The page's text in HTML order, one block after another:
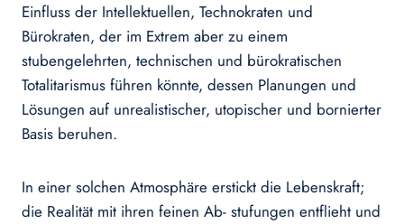
Einfluss der Intellektuellen, Technokraten und
Bürokraten, der im Extrem aber zu einem
stubengelehrten, technischen und bürokratischen
Totalitarismus führen könnte, dessen Planungen und
Lösungen auf unrealistischer, utopischer und bornierter
Basis beruhen.
In einer solchen Atmosphäre erstickt die Lebenskraft;
die Realität mit ihren feinen Ab- stufungen entflieht und